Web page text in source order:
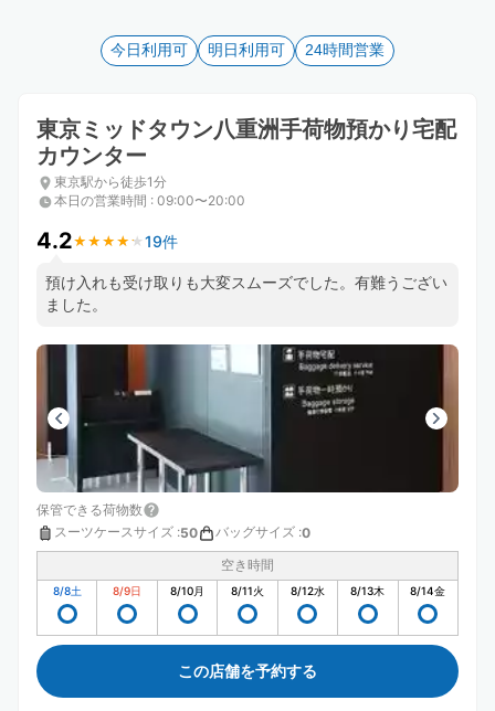
shortcuts
for
changing
dates.
to
get
shortcuts
changing
dates.
今日利用可 明日利用可 24時間営業
東京ミッドタウン八重洲手荷物預かり宅配
カウンター
東京駅から徒歩1分
本日の営業時間 : 09:00〜20:00
4.2★ ★ ★ ★ ★
★ ★ ★ ★ ★ 19件
預け入れも受け取りも大変スムーズでした。有難うござい
ました。
保管できる荷物数
スーツケースサイズ :50 バッグサイズ :0
空き時間
8/8土 8/9日 8/10月 8/11火 8/12水 8/13木 8/14金
この店舗を予約する